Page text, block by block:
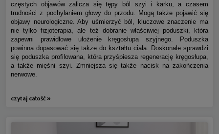
częstych objawów zalicza się tępy ból szyi i karku, a czasem
trudności z pochylaniem głowy do przodu. Mogą także pojawić się
objawy neurologiczne. Aby uśmierzyć ból, kluczowe znaczenie ma
nie tylko fizjoterapia, ale też dobranie właściwiej poduszki, która
zapewni prawidłowe ułożenie kręgosłupa szyjnego. Poduszka
powinna dopasować się także do kształtu ciała. Doskonale sprawdzi
się poduszka profilowana, która przyśpiesza regenerację kręgosłupa,
a także mięśni szyi. Zmniejsza się także nacisk na zakończenia
nerwowe.
czytaj całość »